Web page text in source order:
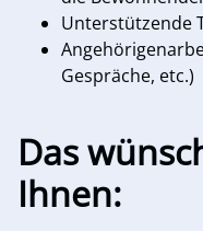
Unterstützende
Gespräche, etc.)
Das
Ihnen: